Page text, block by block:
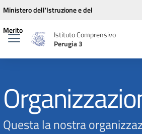
Vai ai contenuti
Vai al menu di navigazione
Vai al footer
Ministero dell'Istruzione e del
Merito
Istituto Comprensivo
Perugia 3
Questa la nostra